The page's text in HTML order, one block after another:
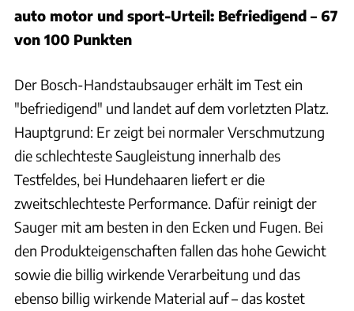
auto motor und sport-Urteil: Befriedigend – 67
von 100 Punkten
Der Bosch-Handstaubsauger erhält im Test ein
"befriedigend" und landet auf dem vorletzten Platz.
Hauptgrund: Er zeigt bei normaler Verschmutzung
die schlechteste Saugleistung innerhalb des
Testfeldes, bei Hundehaaren liefert er die
zweitschlechteste Performance. Dafür reinigt der
Sauger mit am besten in den Ecken und Fugen. Bei
den Produkteigenschaften fallen das hohe Gewicht
sowie die billig wirkende Verarbeitung und das
ebenso billig wirkende Material auf – das kostet